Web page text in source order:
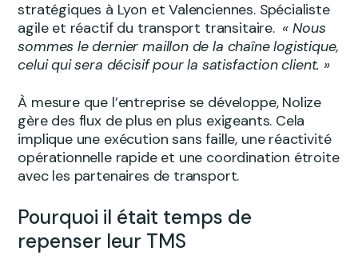
stratégiques à Lyon et Valenciennes. Spécialiste
agile et réactif du transport transitaire. « Nous
sommes le dernier maillon de la chaîne logistique,
celui qui sera décisif pour la satisfaction client. »
À mesure que l’entreprise se développe, Nolize
gère des flux de plus en plus exigeants. Cela
implique une exécution sans faille, une réactivité
opérationnelle rapide et une coordination étroite
avec les partenaires de transport.
Pourquoi il était temps de
repenser leur TMS